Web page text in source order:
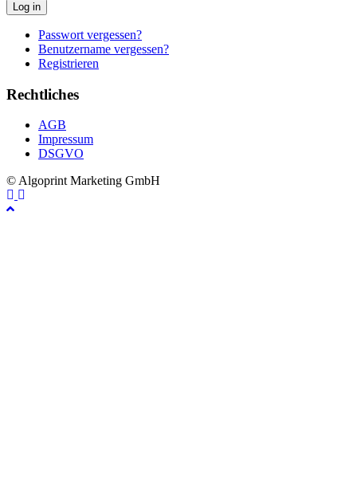
Log in
Passwort vergessen?
Benutzername vergessen?
Registrieren
Rechtliches
AGB
Impressum
DSGVO
© Algoprint Marketing GmbH